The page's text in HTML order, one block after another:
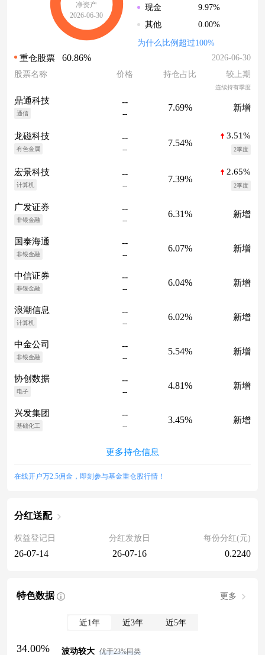
净资产
2026-06-30
现金
9.97%
其他
0.00%
为什么比例超过100%
重仓股票 60.86%
2026-06-30
股票名称
价格 持仓占比 较上期
连续持有季度
鼎通科技
通信
--
--
7.69% 新增
龙磁科技
有色金属
--
--
7.54%
3.51%
2季度
宏景科技
计算机
--
--
7.39%
2.65%
2季度
广发证券
非银金融
--
--
6.31% 新增
国泰海通
非银金融
--
--
6.07% 新增
中信证券
非银金融
--
--
6.04% 新增
浪潮信息
计算机
--
--
6.02% 新增
中金公司
非银金融
--
--
5.54% 新增
协创数据
电子
--
--
4.81% 新增
兴发集团
基础化工
--
--
3.45% 新增
更多持仓信息
在线开户万2.5佣金，即刻参与基金重仓股行情！
分红送配
权益登记日
26-07-14
分红发放日
26-07-16
每份分红(元)
0.2240
特色数据 更多
近1年 近3年 近5年
34.00% 波动较大 优于23%同类